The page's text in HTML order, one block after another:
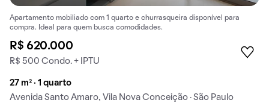
Apartamento mobiliado com 1 quarto e churrasqueira disponível para
compra. Ideal para quem busca comodidades.
R$ 620.000
R$ 500 Condo. + IPTU
27 m² · 1 quarto
Avenida Santo Amaro, Vila Nova Conceição · São Paulo